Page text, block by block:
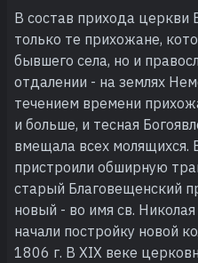
В состав прихода церкви
только те прихожане,
бывшего села, но и
отдалении - на землях
течением времени
и больше, и тесная
вмещала всех молящихся.
пристроили обширную
старый Благовещенский
новый - во имя св.
начали постройку новой
1806 г. В XIX веке